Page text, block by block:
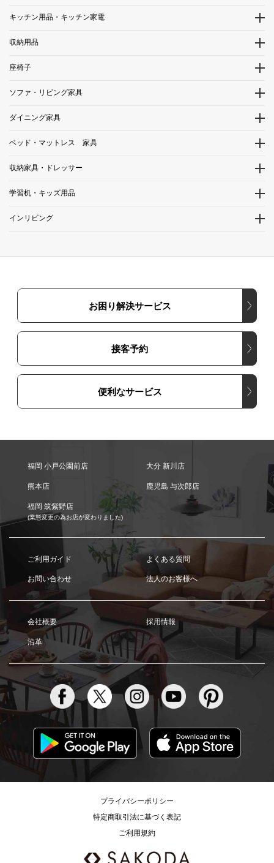
キッチン用品・キッチン家電
収納用品
座椅子
ソファ・リビング家具
ダイニング家具
ベッド・マットレス 家具
収納家具・ドレッサー
学習机・キッズ用品
インリビング
お困り解決サービス
接客予約
便利なサービス
福岡 小戸公園前店 大分 新川店
熊本店 鹿児島 与次郎店
福岡 筑紫野店
(業態変更の為お店が変わりました)
ご利用ガイド よくある質問
お問い合わせ 法人のお客様へ
会社概要 採用情報
沿革
プライバシーポリシー
特定商取引法に基づく表記
ご利用規約